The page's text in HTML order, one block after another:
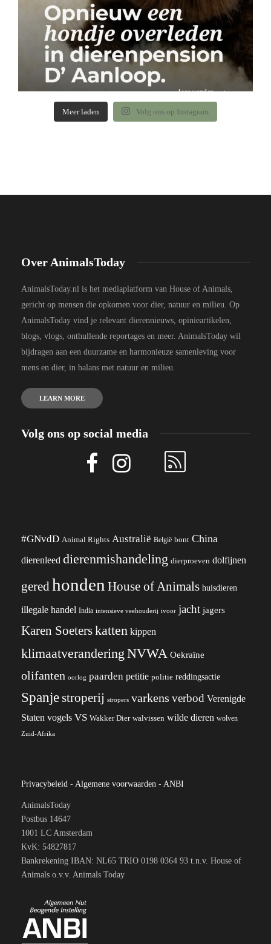
Meer laden Volg ons op Instagram
Over AnimalsToday
AnimalsToday.nl is het mediaplatform van House of Animals,
gericht op mensen die opkomen voor dier, natuur en milieu. Op
AnimalsToday vind je relevant dierennieuws, opinieartikelen,
blogs, vlogs, onthullende reportages en meer. AnimalsToday wil
bijdragen aan een duurzame en harmonieuze samenleving voor
mens en dier, in balans met natuur en milieu.
LEARN MORE
Volg ons op social media
#GNvdD Animal Rights Australië België bont China
dierenleed dierenmishandeling dierproeven dolfijnen
gered honden House of Animals huisdieren
illegale handel India intensieve veehouderij ivoor jacht jagers
Karen Soeterskatten kippen
klimaatverandering NVWA Oekraïne
olifanten oorlog paarden petitie politie reddingsactie
Spanjestroperij stropers varkens verbod Verenigde
Staten vogels VS Wakker Dier walvissen wilde dieren wolven
Zuid-Afrika
Privacybeleid - Algemene voorwaarden - ANBI
AnimalsToday
Postbus 14647
1001 LC Amsterdam
KvK: 54827817
Bankrekening IBAN: NL65 TRIO 0198 0364 93 t.n.v. House of
Animals o.v.v. Animals Today